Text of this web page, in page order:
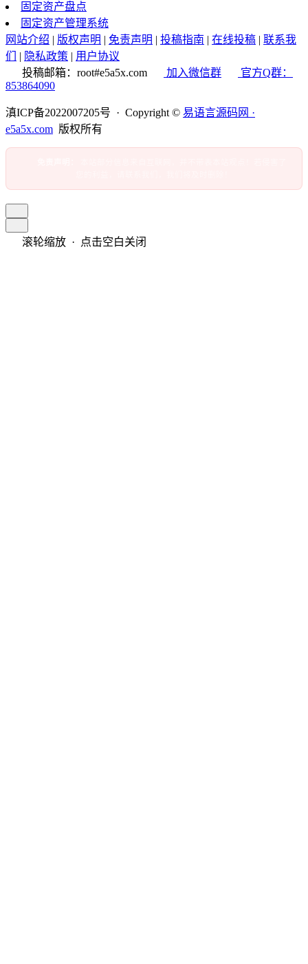
固定资产盘点
固定资产管理系统
网站介绍 | 版权声明 | 免责声明 | 投稿指南 | 在线投稿 | 联系我
们
| 隐私政策 | 用户协议
投稿邮箱：root#e5a5x.com
加入微信群
官方Q群：
853864090
滇ICP备2022007205号 · Copyright © 易语言源码网 ·
e5a5x.com 版权所有
滚轮缩放 · 点击空白关闭